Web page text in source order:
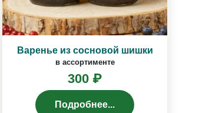
Варенье из сосновой шишки
в ассортименте
300 ₽
Подробнее...